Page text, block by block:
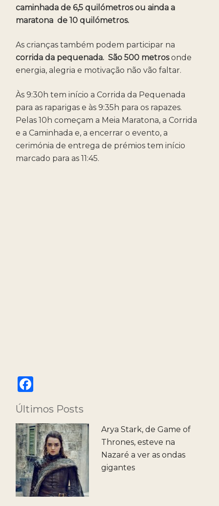
caminhada de 6,5 quilómetros ou ainda a
maratona de 10 quilómetros.
As crianças também podem participar na
corrida da pequenada. São 500 metrosonde
energia, alegria e motivação não vão faltar.
Às 9:30h tem início a Corrida da Pequenada
para as raparigas e às 9:35h para os rapazes.
Pelas 10h começam a Meia Maratona, a Corrida
e a Caminhada e, a encerrar o evento, a
cerimónia de entrega de prémios tem início
marcado para as 11:45.
c
e
b
o
o
k
Últimos Posts
Arya Stark, de Game of
Thrones, esteve na
Nazaré a ver as ondas
gigantes